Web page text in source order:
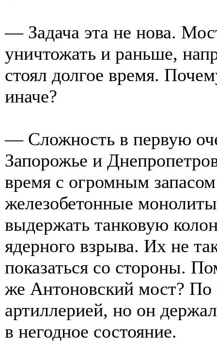
— Задача эта не нова.
уничтожать и раньше,
стоял долгое время.
иначе?
— Сложность в первую
Запорожье и
время с огромным
железобетонные
выдержать танковую
ядерного взрыва. Их не
показаться со стороны.
же Антоновский мост?
артиллерией, но он
в негодное состояние.